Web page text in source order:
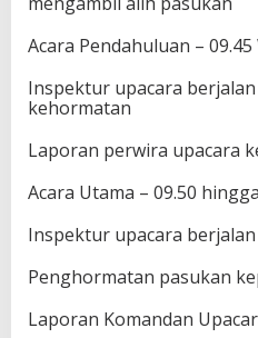
Acara Pendahuluan – 09.45
Inspektur upacara
kehormatan
Laporan perwira upacara
Acara Utama – 09.50
Inspektur upacara
Penghormatan pasukan
Laporan Komandan